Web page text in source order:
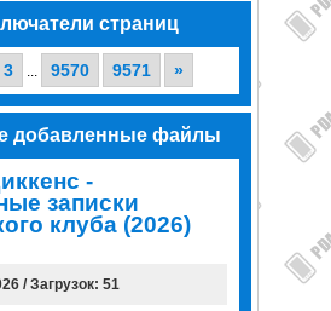
страниц
3 ... 9570 9571 »
добавленные файлы
-
записки
клуба (2026)
/ Загрузок: 51